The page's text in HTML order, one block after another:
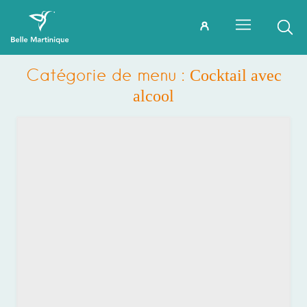
Catégorie de menu : Cocktail avec
alcool